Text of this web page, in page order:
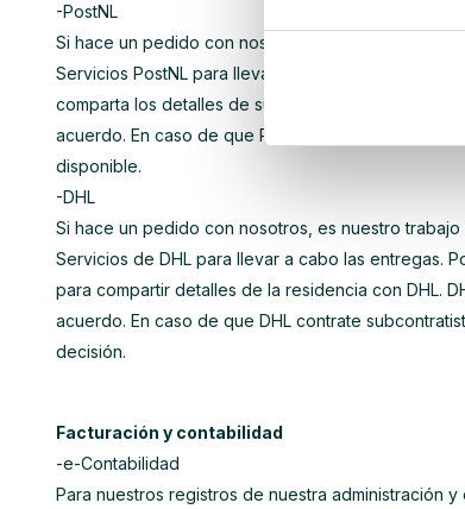
-PostNL
Si hace un pedido con nosotros, es nuestro trabajo
Servicios PostNL para llevar a cabo las entregas.
comparta los detalles de su residencia con
acuerdo. En caso de que PostNL contrate a
disponible.
-DHL
Si hace un pedido con nosotros, es nuestro
Servicios de DHL para llevar a cabo las entregas.
para compartir detalles de la residencia con DHL.
acuerdo. En caso de que DHL contrate
decisión.
Facturación y contabilidad
-e-Contabilidad
Para nuestros registros de nuestra administración